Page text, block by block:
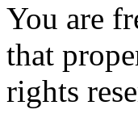
You are
that
rights